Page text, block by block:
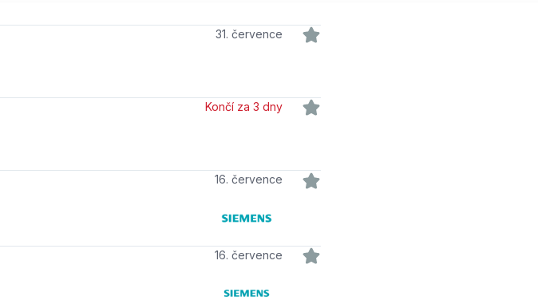
31. července
Končí za 3 dny
16. července
16. července